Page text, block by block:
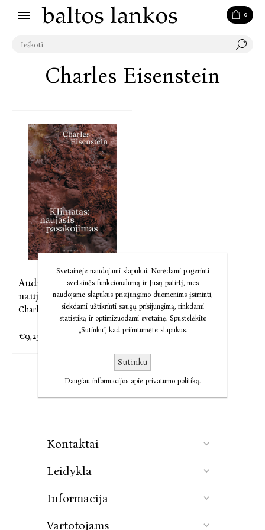
0
Charles Eisenstein
Audio Klimatas:
naujasis ...
Charles Eisenstein
€9,25
Kontaktai
Leidykla
Informacija
Vartotojams
Svetainėje naudojami slapukai. Norėdami pagerinti
svetainės funkcionalumą ir Jūsų patirtį, mes
naudojame slapukus prisijungimo duomenims įsiminti,
siekdami užtikrinti saugų prisijungimą, rinkdami
statistiką ir optimizuodami svetainę. Spustelėkite
„Sutinku“, kad priimtumėte slapukus.
Sutinku
Daugiau informacijos apie privatumo politiką.